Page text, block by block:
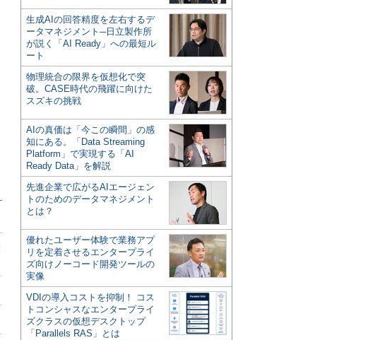
生成AIの回答精度を左右するデ
ータマネジメント─日立製作所
が説く「AI Ready」への最短ル
ート
物理統合の限界を仮想化で突
破。CASE時代の飛躍に向けた
スズキの挑戦
AIの真価は「今この瞬間」の感
知にある。「Data Streaming
Platform」で実現する「AI
Ready Data」を解説
先進企業で広がるAIエージェン
トのためのデータマネジメント
とは？
優れたユーザー体験で業務アプ
リを定着させるエンタープライ
ズ向けノーコード開発ツールの
実像
VDIの導入コストを抑制！ コス
トコンシャスなエンタープライ
ズクラスの仮想デスクトップ
「Parallels RAS」とは